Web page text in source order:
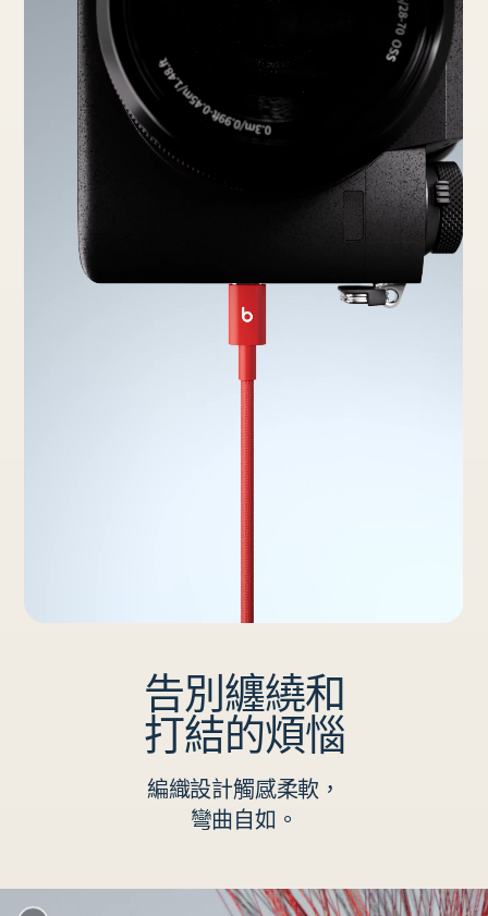
告別纏繞和
打結的煩惱
編織設計觸感柔軟，
彎曲自如。